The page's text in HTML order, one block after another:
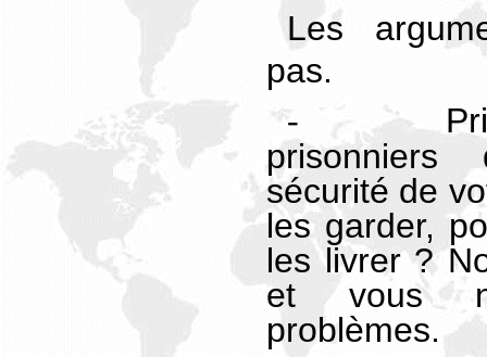
Les
pas.
-
sécurité de
les garder,
les livrer ?
et vous
problèmes.